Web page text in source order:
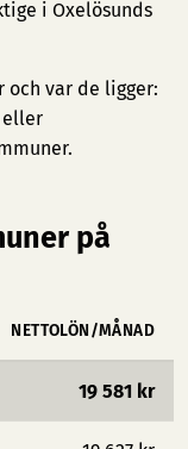
i Oxelösunds
och var de ligger:
eller
.
på
NETTOLÖN/MÅNAD
19 581 kr